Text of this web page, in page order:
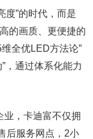
度”的时代，而是
的画质、更便捷的
全优LED方法论”
，通过体系化能力
，卡迪富不仅拥
后服务网点，2小